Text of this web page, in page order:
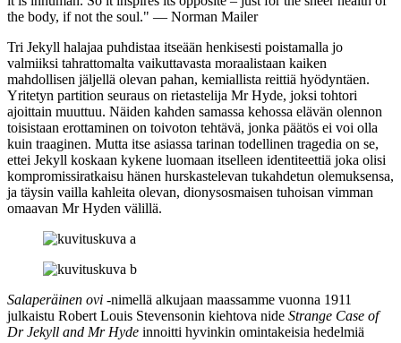
the body, if not the soul." — Norman Mailer
Tri Jekyll halajaa puhdistaa itseään henkisesti poistamalla jo
valmiiksi tahrattomalta vaikuttavasta moraalistaan kaiken
mahdollisen jäljellä olevan pahan, kemiallista reittiä hyödyntäen.
Yritetyn partition seuraus on rietastelija Mr Hyde, joksi tohtori
ajoittain muuttuu. Näiden kahden samassa kehossa elävän olennon
toisistaan erottaminen on toivoton tehtävä, jonka päätös ei voi olla
kuin traaginen. Mutta itse asiassa tarinan todellinen tragedia on se,
ettei Jekyll koskaan kykene luomaan itselleen identiteettiä joka olisi
kompromissiratkaisu hänen hurskastelevan tukahdetun olemuksensa,
ja täysin vailla kahleita olevan, dionysosmaisen tuhoisan vimman
omaavan Mr Hyden välillä.
Salaperäinen ovi ‑nimellä alkujaan maassamme vuonna 1911
julkaistu Robert Louis Stevensonin kiehtova nide Strange Case of
Dr Jekyll and Mr Hyde innoitti hyvinkin omintakeisia hedelmiä